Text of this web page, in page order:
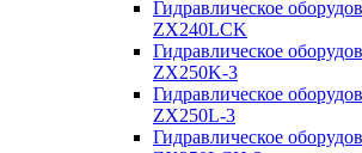
Гидравлическое
ZX240LCK
Гидравлическое
ZX250K-3
Гидравлическое
ZX250L-3
Гидравлическое